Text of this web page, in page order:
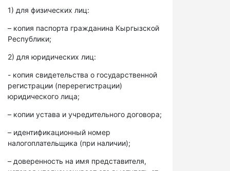
1) для физических лиц:
– копия паспорта гражданина Кыргызской
Республики;
2) для юридических лиц:
- копия свидетельства о государственной
регистрации (перерегистрации)
юридического лица;
– копии устава и учредительного договора;
– идентификационный номер
налогоплательщика (при наличии);
– доверенность на имя представителя,